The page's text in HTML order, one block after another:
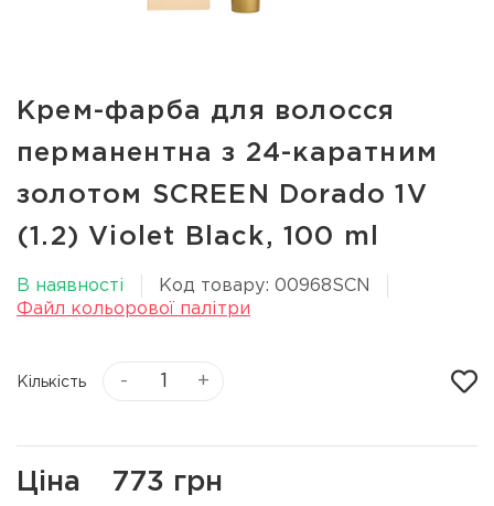
Крем-фарба для волосся
перманентна з 24-каратним
золотом SCREEN Dorado 1V
(1.2) Violet Black, 100 ml
В наявності
Код товару: 00968SCN
Файл кольорової палітри
Кількість - +
Ціна 773 грн